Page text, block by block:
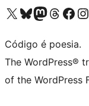
Visite a nossa conta X (antigo Twitter)
Visit our Bluesky account
Visit our Mastodon account
Visit our Threads
Visite a
Código é poesia.
The WordPress®
of the WordPress